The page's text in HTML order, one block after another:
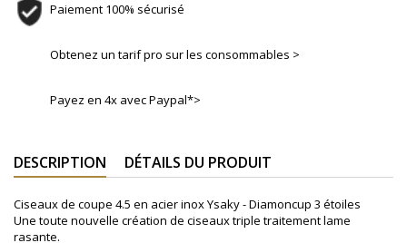
Paiement 100% sécurisé
Obtenez un tarif pro sur les consommables >
Payez en 4x avec Paypal*>
DESCRIPTION DÉTAILS DU PRODUIT
Ciseaux de coupe 4.5 en acier inox Ysaky - Diamoncup 3 étoiles
Une toute nouvelle création de ciseaux triple traitement lame
rasante.